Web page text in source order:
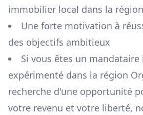
immobilier local dans la région
Une forte motivation à
des objectifs ambitieux
Si vous êtes un
expérimenté dans la région
recherche d'une opportunité
votre revenu et votre liberté,